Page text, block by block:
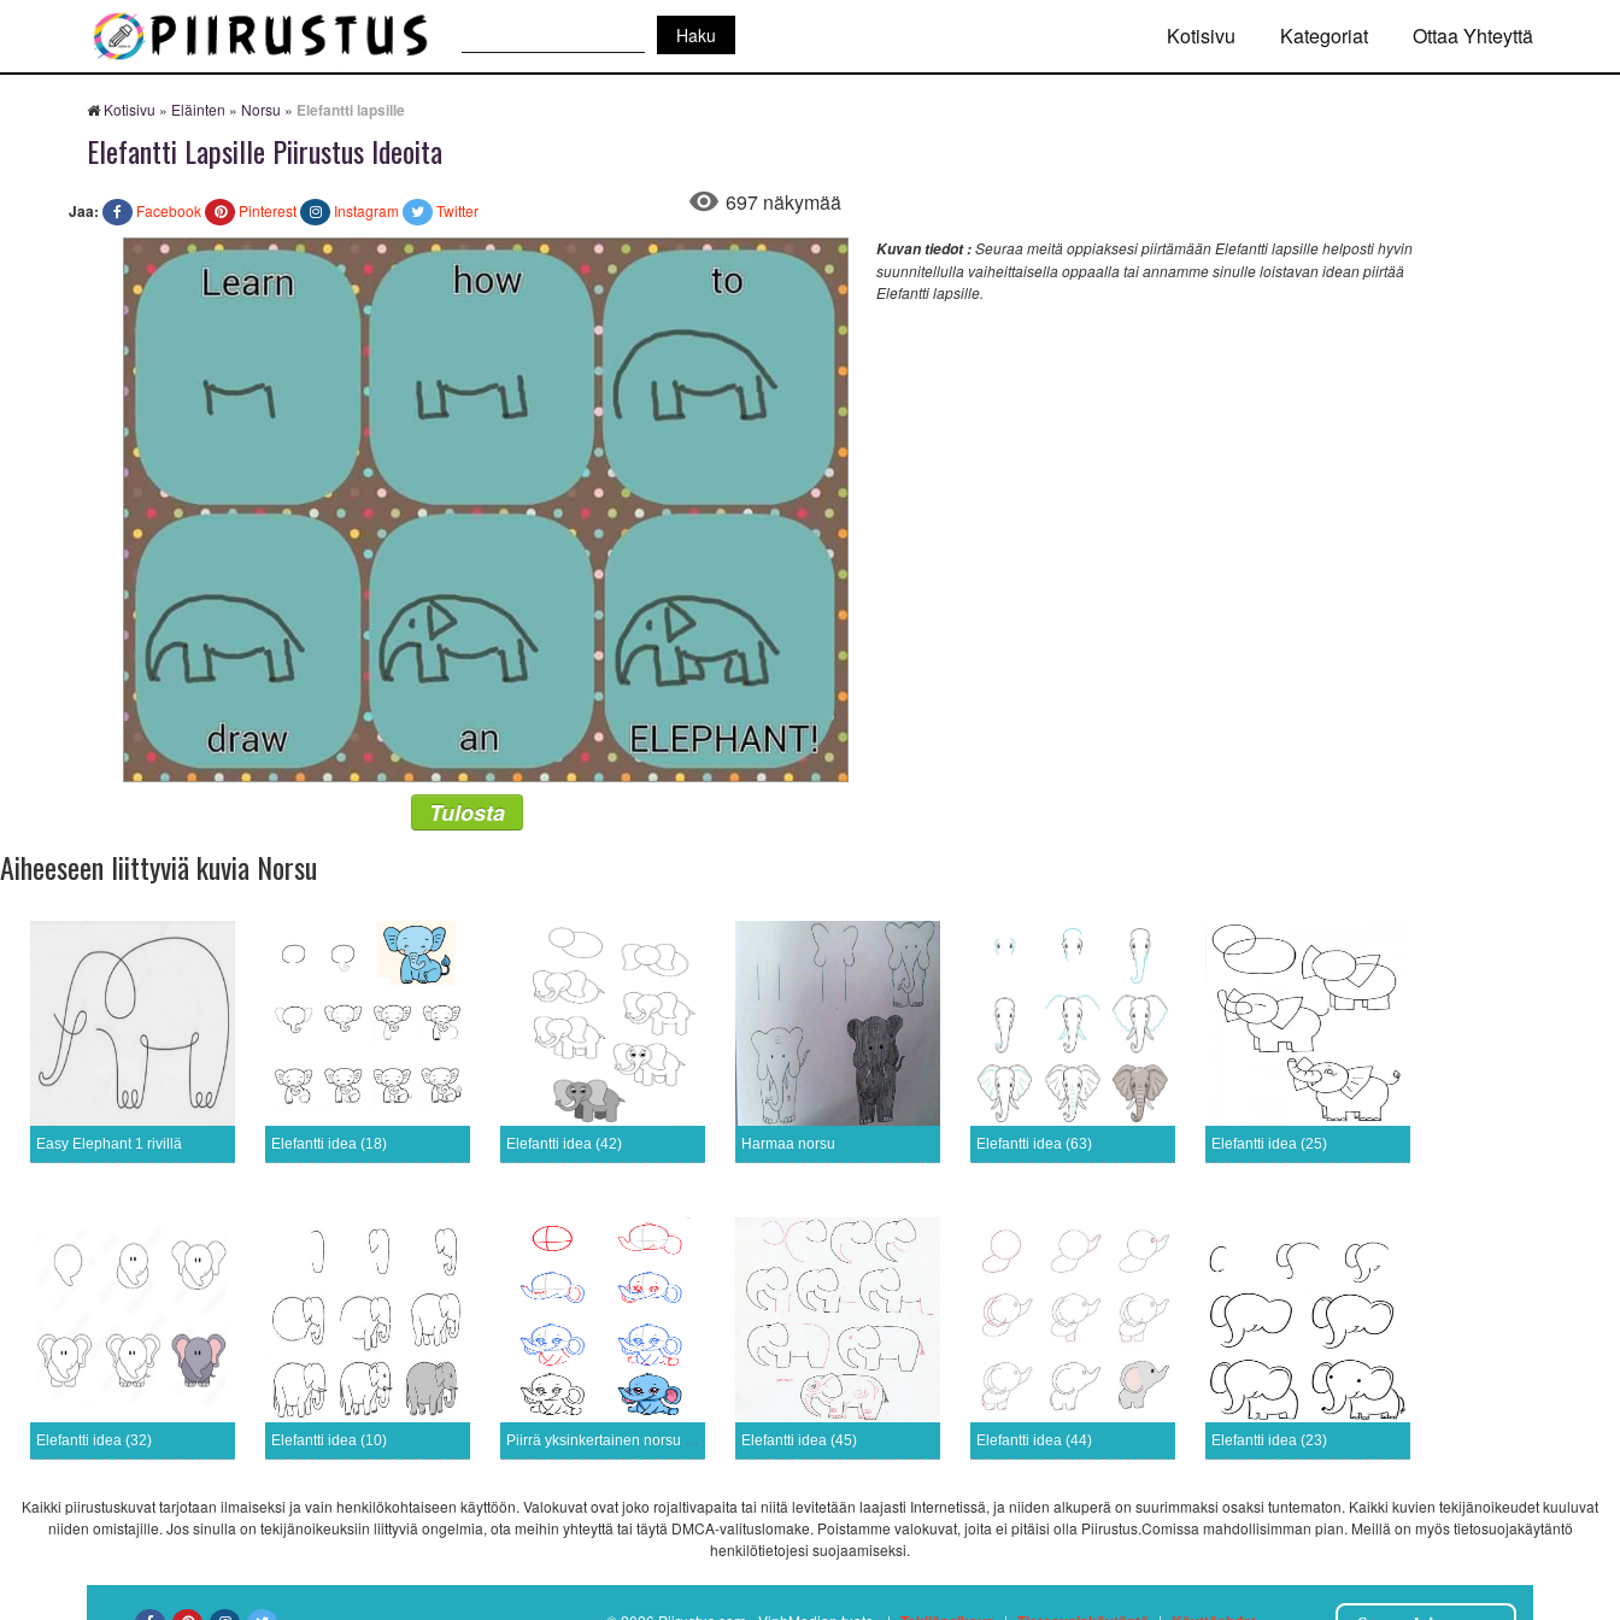
Kotisivu Kategoriat Ottaa Yhteyttä
Kotisivu » Eläinten » Norsu » Elefantti lapsille
Elefantti Lapsille Piirustus Ideoita
Jaa: Facebook Pinterest Instagram Twitter 697 näkymää
Kuvan tiedot :Seuraa meitä oppiaksesi piirtämään Elefantti lapsille helposti hyvin
suunnitellulla vaiheittaisella oppaalla tai annamme sinulle loistavan idean piirtää
Elefantti lapsille.
Tulosta
Aiheeseen liittyviä kuvia Norsu
Easy Elephant 1 rivillä Elefantti idea (18) Elefantti idea (42) Harmaa norsu Elefantti idea (63) Elefantti idea (25)
Elefantti idea (32) Elefantti idea (10) Piirrä yksinkertainen norsu (3) Elefantti idea (45) Elefantti idea (44) Elefantti idea (23)
Kaikki piirustuskuvat tarjotaan ilmaiseksi ja vain henkilökohtaiseen käyttöön. Valokuvat ovat joko rojaltivapaita tai niitä levitetään laajasti Internetissä, ja niiden alkuperä on suurimmaksi osaksi tuntematon. Kaikki kuvien tekijänoikeudet kuuluvat
niiden omistajille. Jos sinulla on tekijänoikeuksiin liittyviä ongelmia, ota meihin yhteyttä tai täytä DMCA-valituslomake. Poistamme valokuvat, joita ei pitäisi olla Piirustus.Comissa mahdollisimman pian. Meillä on myös tietosuojakäytäntö
henkilötietojesi suojaamiseksi.